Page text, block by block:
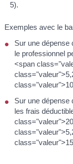
5).
Exemples avec le
Sur une dépense
le professionnel
<span
Sur une dépense
les frais